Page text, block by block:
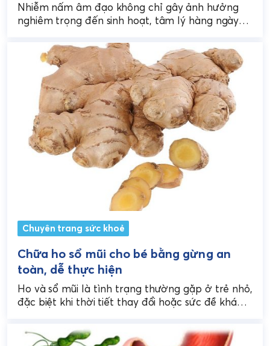
Nhiễm nấm âm đạo không chỉ gây ảnh hưởng
nghiêm trọng đến sinh hoạt, tâm lý hàng ngày
Chuyên trang sức khoẻ
Chữa ho sổ mũi cho bé bằng gừng an
toàn, dễ thực hiện
Ho và sổ mũi là tình trạng thường gặp ở trẻ nhỏ,
đặc biệt khi thời tiết thay đổi hoặc sức đề kháng